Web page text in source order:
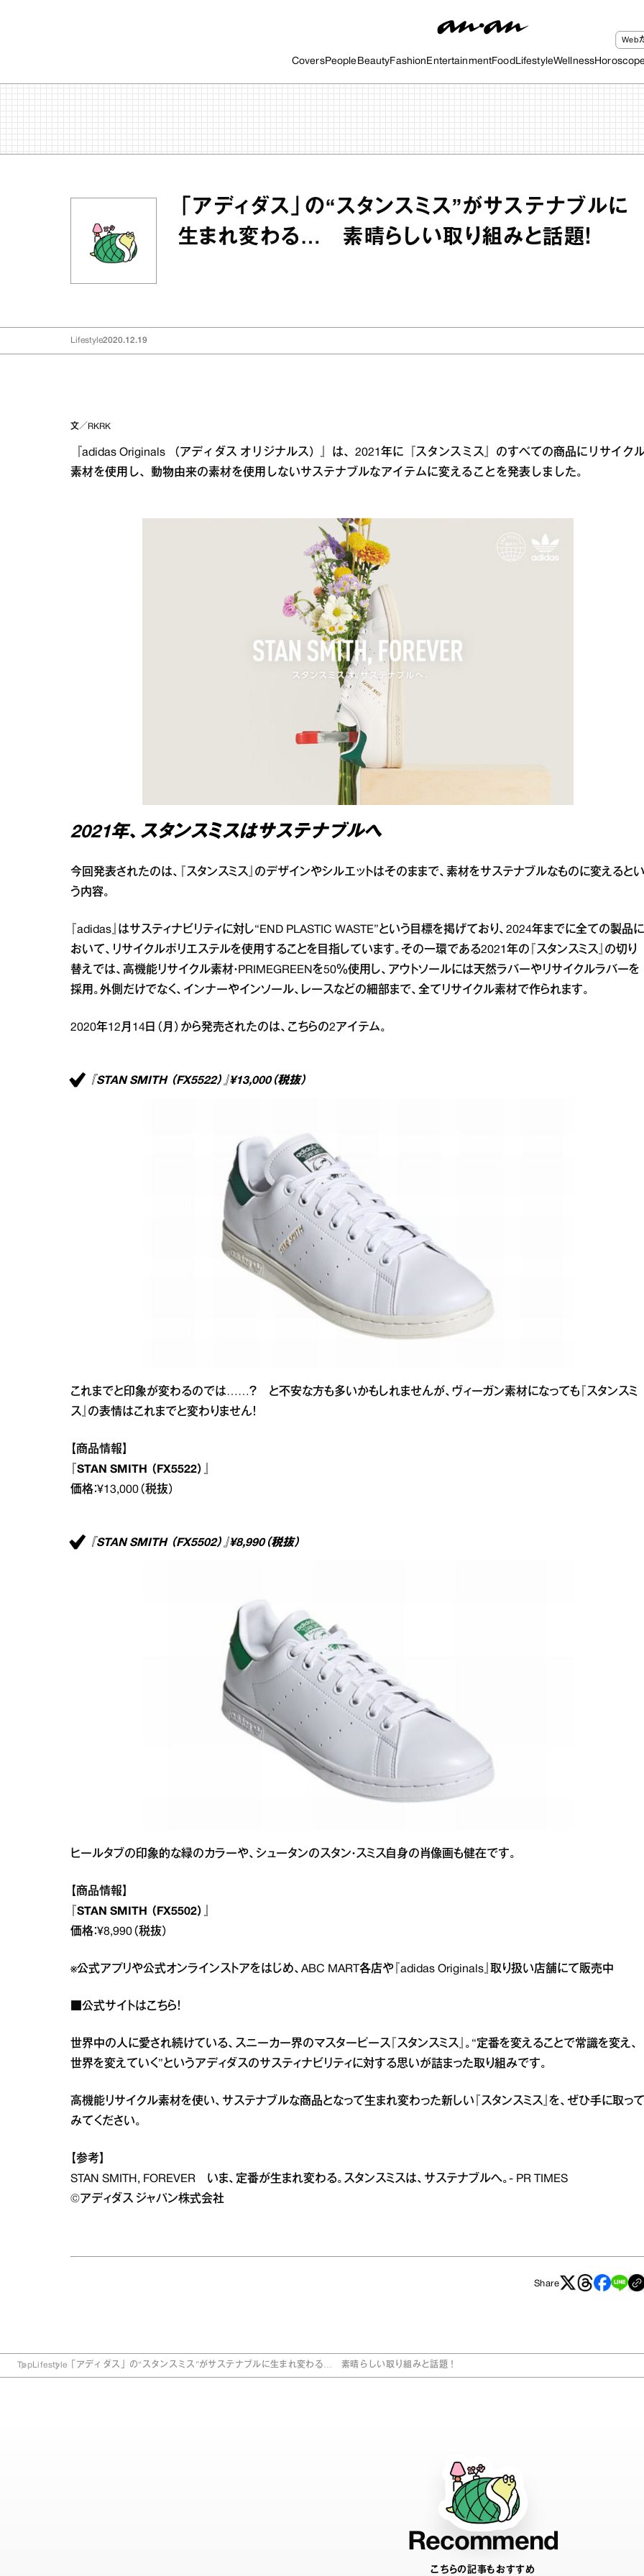
CoversPeople BeautyFashion EntertainmentFood LifestyleWellness
Web
「アディダス」の“スタンスミス”がサステナブルに
生まれ変わる… 素晴らしい取り組みと話題！
Lifestyle2020.12.19
文／RKRK
『adidas Originals （アディダス オリジナルス）』は、2021年に『スタンスミス』のすべての商品にリサイク
素材を使用し、動物由来の素材を使用しないサステナブルなアイテムに変えることを発表しました。
2021年、スタンスミスはサステナブルへ
今回発表されたのは、『スタンスミス』のデザインやシルエットはそのままで、素材をサステナブルなものに変えるとい
う内容。
『adidas』はサスティナビリティに対し“END PLASTIC WASTE”という目標を掲げており、2024年までに全ての製品に
おいて、リサイクルポリエステルを使用することを目指しています。その一環である2021年の『スタンスミス』の切り
替えでは、高機能リサイクル素材・PRIMEGREENを50％使用し、アウトソールには天然ラバーやリサイクルラバーを
採用。外側だけでなく、インナーやインソール、レースなどの細部まで、全てリサイクル素材で作られます。
2020年12月14日（月）から発売されたのは、こちらの2アイテム。
『STAN SMITH （FX5522）』¥13,000（税抜）
これまでと印象が変わるのでは……？ と不安な方も多いかもしれませんが、ヴィーガン素材になっても『スタンスミ
ス』の表情はこれまでと変わりません！
【商品情報】
『STAN SMITH （FX5522）』
価格：¥13,000（税抜）
『STAN SMITH （FX5502）』¥8,990（税抜）
ヒールタブの印象的な緑のカラーや、シュータンのスタン・スミス自身の肖像画も健在です。
【商品情報】
『STAN SMITH （FX5502）』
価格：¥8,990（税抜）
※公式アプリや公式オンラインストアをはじめ、ABC MART各店や『adidas Originals』取り扱い店舗にて販売中
■公式サイトはこちら ！
世界中の人に愛され続けている、スニーカー界のマスターピース『スタンスミス』。“定番を変えることで常識を変え、
世界を変えていく”というアディダスのサスティナビリティに対する思いが詰まった取り組みです。
高機能リサイクル素材を使い、サステナブルな商品となって生まれ変わった新しい『スタンスミス』を、ぜひ手に取って
みてください。
【参考】
STAN SMITH, FOREVER いま、定番が生まれ変わる。スタンスミスは、サステナブルへ。- PR TIMES
©︎アディダス ジャパン株式会社
Share
Top Lifestyle 「アディダス」の“スタンスミス”がサステナブルに生まれ変わる… 素晴らしい取り組みと話題！
Recommend
こちらの記事もおすすめ